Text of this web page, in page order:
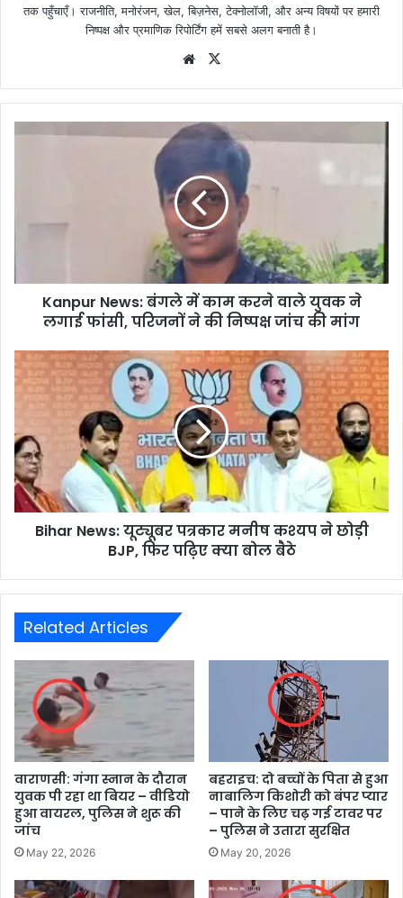
तक पहुँचाएँ। राजनीति, मनोरंजन, खेल, बिज़नेस, टेक्नोलॉजी, और अन्य विषयों पर हमारी
निष्पक्ष और प्रमाणिक रिपोर्टिंग हमें सबसे अलग बनाती है।
Website
Kanpur News: बंगले में काम करने वाले युवक ने
लगाई फांसी, परिजनों ने की निष्पक्ष जांच की मांग
Bihar News: यूट्यूबर पत्रकार मनीष कश्यप ने छोड़ी
BJP, फिर पढ़िए क्या बोल बैठे
Related Articles
वाराणसी: गंगा स्नान के दौरान
युवक पी रहा था बियर – वीडियो
हुआ वायरल, पुलिस ने शुरू की
जांच
May 22, 2026
बहराइच: दो बच्चों के पिता से हुआ
नाबालिग किशोरी को बंपर प्यार
– पाने के लिए चढ़ गई टावर पर
– पुलिस ने उतारा सुरक्षित
May 20, 2026